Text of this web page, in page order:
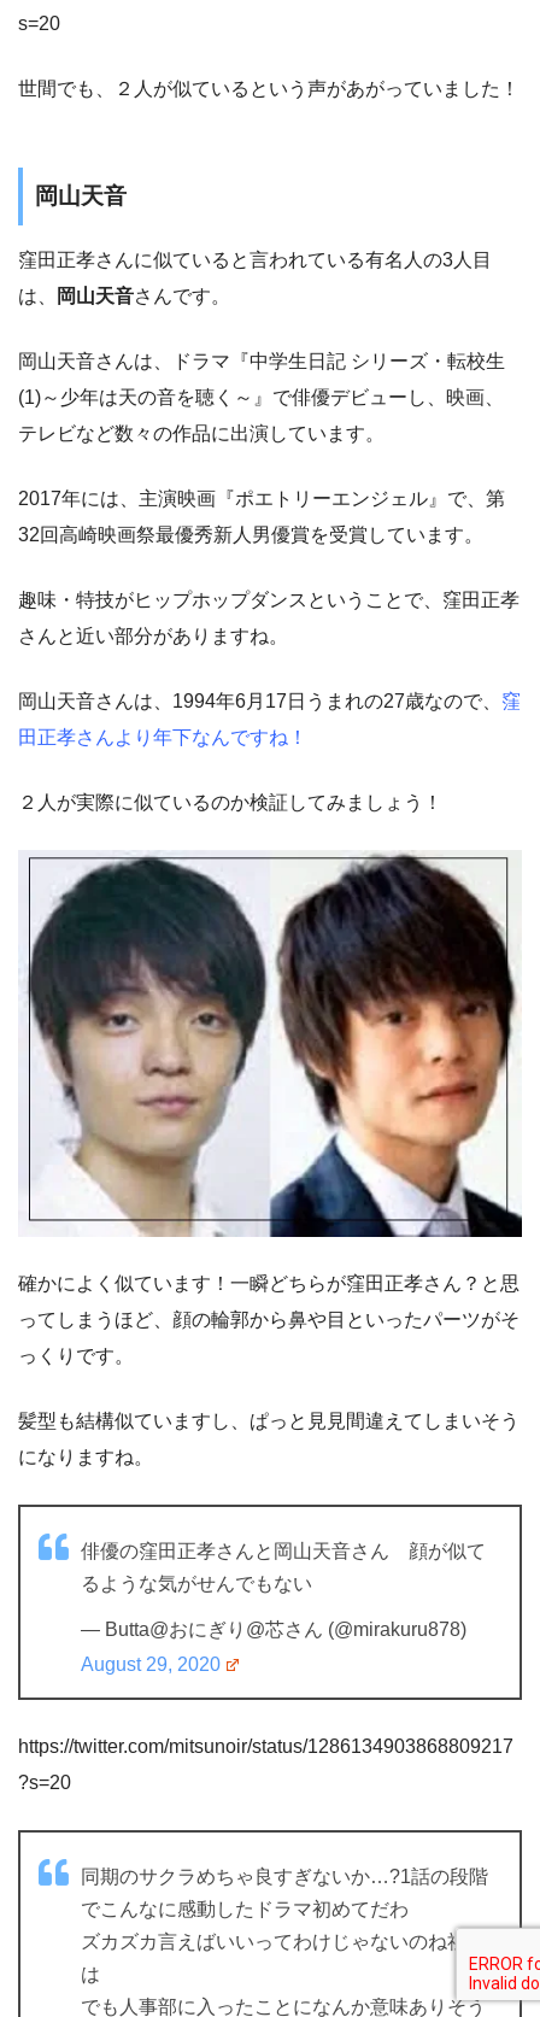
s=20
世間でも、２人が似ているという声があがっていました！
岡山天音
窪田正孝さんに似ていると言われている有名人の3人目
は、
岡山天音さんです。
岡山天音さんは、ドラマ『中学生日記 シリーズ・転校生
(1)～少年は天の音を聴く～』で俳優デビューし、映画、
テレビなど数々の作品に出演しています。
2017年には、主演映画『ポエトリーエンジェル』で、第
32回高崎映画祭最優秀新人男優賞を受賞しています。
趣味・特技がヒップホップダンスということで、窪田正孝
さんと近い部分がありますね。
岡山天音さんは、1994年6月17日うまれの27歳なので、 窪
田正孝さんより年下なんですね！
２人が実際に似ているのか検証してみましょう！
確かによく似ています！一瞬どちらが窪田正孝さん？と思
ってしまうほど、顔の輪郭から鼻や目といったパーツがそ
っくりです。
髪型も結構似ていますし、ぱっと見見間違えてしまいそう
になりますね。
俳優の窪田正孝さんと岡山天音さん 顔が似て
るような気がせんでもない
— Butta@おにぎり@芯さん (@mirakuru878)
August 29, 2020
https://twitter.com/mitsunoir/status/1286134903868809217
?s=20
同期のサクラめちゃ良すぎないか…?1話の段階
でこんなに感動したドラマ初めてだわ
ズカズカ言えばいいってわけじゃないのね社会
は
でも人事部に入ったことになんか意味ありそう